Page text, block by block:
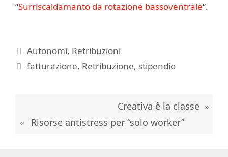
“Surriscaldamanto da rotazione bassoventrale“.
Categorie
Autonomi, Retribuzioni
Tag
fatturazione, Retribuzione, stipendio
Creativa è la classe
Risorse antistress per “solo worker”